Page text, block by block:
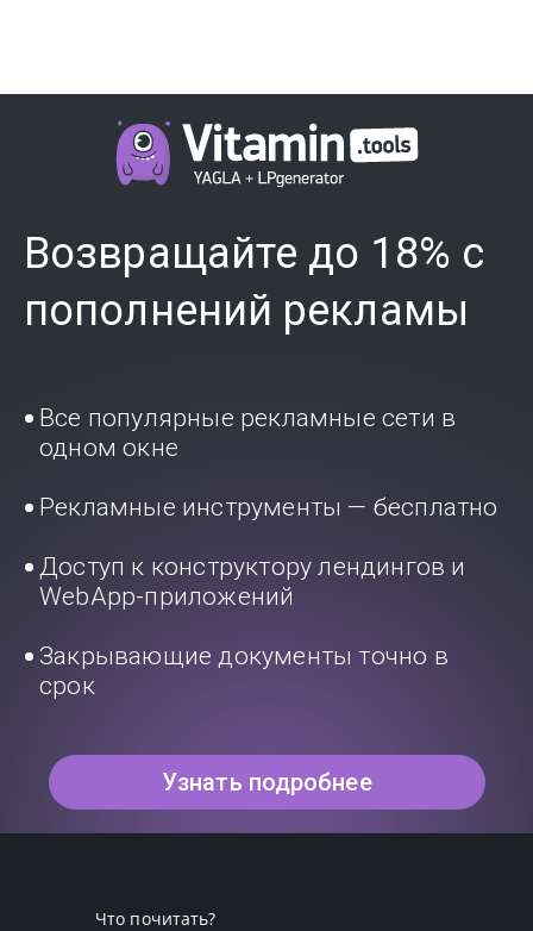
Возвращайте до 18% с
пополнений рекламы
Все популярные рекламные сети в
одном окне
Рекламные инструменты — бесплатно
Доступ к конструктору лендингов и
WebApp-приложений
Закрывающие документы точно в
срок
Узнать подробнее
Что почитать?